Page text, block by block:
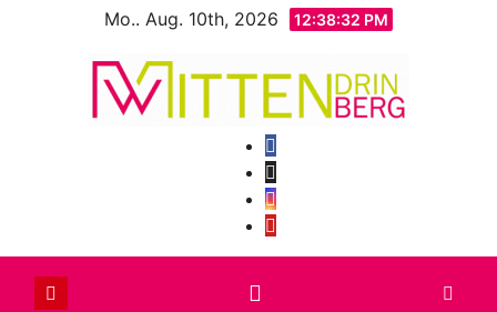
Mo.. Aug. 10th, 2026 12:38:34 PM